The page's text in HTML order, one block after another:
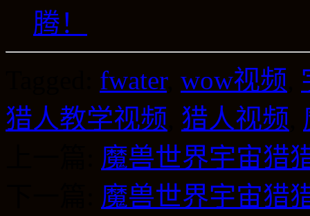
腾！
fwater, wow视频
猎人教学视频 猎人视频
魔兽世界宇宙猎
魔兽世界宇宙猎